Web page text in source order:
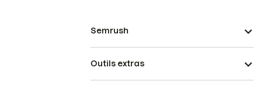
Semrush
Outils extras